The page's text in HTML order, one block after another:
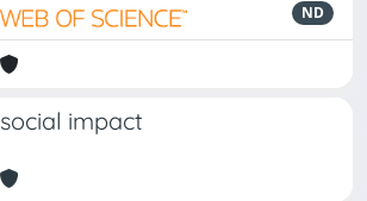
ND
social impact